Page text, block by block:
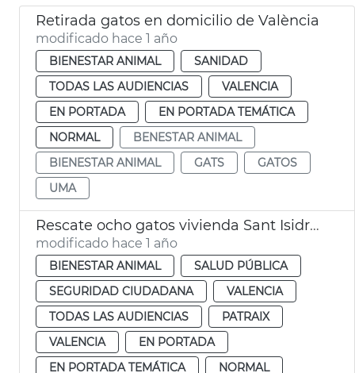
Retirada gatos en domicilio de València
modificado hace 1 año
BIENESTAR ANIMAL
SANIDAD
TODAS LAS AUDIENCIAS
VALENCIA
EN PORTADA
EN PORTADA TEMÁTICA
NORMAL
BENESTAR ANIMAL
BIENESTAR ANIMAL
GATS
GATOS
UMA
Rescate ocho gatos vivienda Sant Isidre València
modificado hace 1 año
BIENESTAR ANIMAL
SALUD PÚBLICA
SEGURIDAD CIUDADANA
VALENCIA
TODAS LAS AUDIENCIAS
PATRAIX
VALENCIA
EN PORTADA
EN PORTADA TEMÁTICA
NORMAL